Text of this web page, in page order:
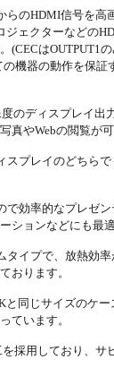
らのHDMI信号を高
ジェクターなどの
(CECはOUTPUT1の
機器の動作を保証
のディスプレイ出
真やWebの閲覧が可
スプレイのどちら
で効率的なプレゼ
ションなどにも最適
タイプで、放熱効
おります。
と同じサイズのケー
ています。
採用しており、サ